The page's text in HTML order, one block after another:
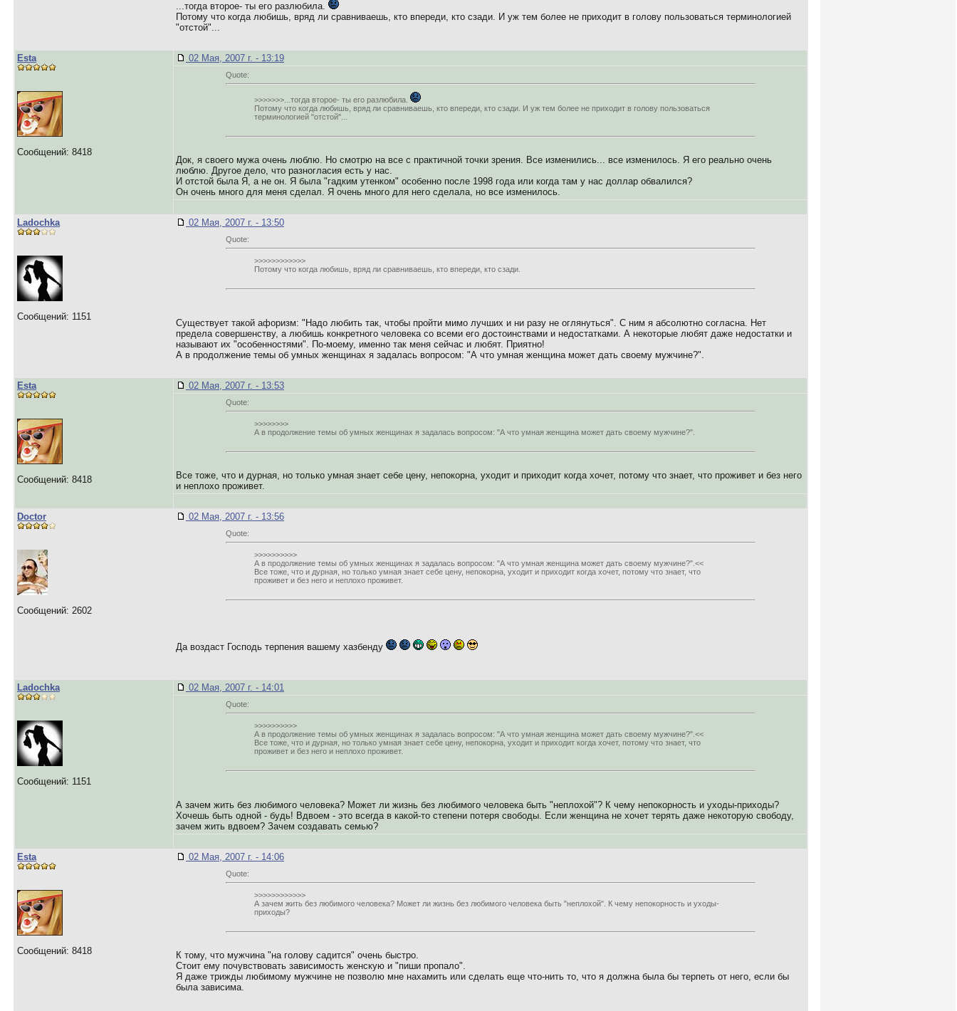
...тогда второе- ты его разлюбила.
Потому что когда любишь, вряд ли сравниваешь, кто впереди, кто сзади. И уж тем более не приходит в голову пользоваться терминологией
"отстой"...
Esta
Сообщений: 8418
02 Мая, 2007 г. - 13:19
Quote:
>>>>>>>...тогда второе- ты его разлюбила.
Потому что когда любишь, вряд ли сравниваешь, кто впереди, кто сзади. И уж тем более не приходит в голову пользоваться
терминологией "отстой"...
Док, я своего мужа очень люблю. Но смотрю на все с практичной точки зрения. Все изменились... все изменилось. Я его реально очень
люблю. Другое дело, что разногласия есть у нас.
И отстой была Я, а не он. Я была "гадким утенком" особенно после 1998 года или когда там у нас доллар обвалился?
Он очень много для меня сделал. Я очень много для него сделала, но все изменилось.
Ladochka
Сообщений: 1151
02 Мая, 2007 г. - 13:50
Quote:
>>>>>>>>>>>>
Потому что когда любишь, вряд ли сравниваешь, кто впереди, кто сзади.
Существует такой афоризм: "Надо любить так, чтобы пройти мимо лучших и ни разу не оглянуться". С ним я абсолютно согласна. Нет
предела совершенству, а любишь конкретного человека со всеми его достоинствами и недостатками. А некоторые любят даже недостатки и
называют их "особенностями". По-моему, именно так меня сейчас и любят. Приятно!
А в продолжение темы об умных женщинах я задалась вопросом: "А что умная женщина может дать своему мужчине?".
Esta
Сообщений: 8418
02 Мая, 2007 г. - 13:53
Quote:
>>>>>>>>
А в продолжение темы об умных женщинах я задалась вопросом: "А что умная женщина может дать своему мужчине?".
Все тоже, что и дурная, но только умная знает себе цену, непокорна, уходит и приходит когда хочет, потому что знает, что проживет и без него
и неплохо проживет.
Doctor
Сообщений: 2602
02 Мая, 2007 г. - 13:56
Quote:
>>>>>>>>>>
А в продолжение темы об умных женщинах я задалась вопросом: "А что умная женщина может дать своему мужчине?".<<
Все тоже, что и дурная, но только умная знает себе цену, непокорна, уходит и приходит когда хочет, потому что знает, что
проживет и без него и неплохо проживет.
Да воздаст Господь терпения вашему хазбенду
Ladochka
Сообщений: 1151
02 Мая, 2007 г. - 14:01
Quote:
>>>>>>>>>>
А в продолжение темы об умных женщинах я задалась вопросом: "А что умная женщина может дать своему мужчине?".<<
Все тоже, что и дурная, но только умная знает себе цену, непокорна, уходит и приходит когда хочет, потому что знает, что
проживет и без него и неплохо проживет.
А зачем жить без любимого человека? Может ли жизнь без любимого человека быть "неплохой"? К чему непокорность и уходы-приходы?
Хочешь быть одной - будь! Вдвоем - это всегда в какой-то степени потеря свободы. Если женщина не хочет терять даже некоторую свободу,
зачем жить вдвоем? Зачем создавать семью?
Esta
Сообщений: 8418
02 Мая, 2007 г. - 14:06
Quote:
>>>>>>>>>>>>
А зачем жить без любимого человека? Может ли жизнь без любимого человека быть "неплохой". К чему непокорность и уходы-
приходы?
К тому, что мужчина "на голову садится" очень быстро.
Стоит ему почувствовать зависимость женскую и "пиши пропало".
Я даже трижды любимому мужчине не позволю мне нахамить или сделать еще что-нить то, что я должна была бы терпеть от него, если бы
была зависима.